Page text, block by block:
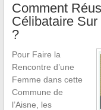
Comment
Célibataire
?
Pour Faire la
Rencontre d’une
Femme dans cette
Commune de
l’Aisne, les